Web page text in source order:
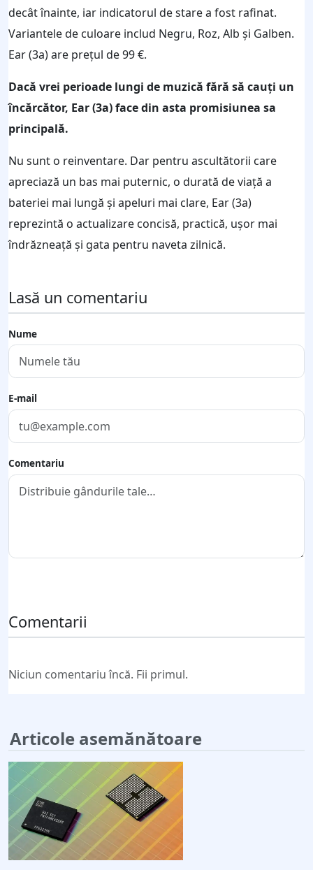
decât înainte, iar indicatorul de stare a fost rafinat.
Variantele de culoare includ Negru, Roz, Alb și Galben.
Ear (3a) are prețul de 99 €.
Dacă vrei perioade lungi de muzică fără să cauți un
încărcător, Ear (3a) face din asta promisiunea sa
principală.
Nu sunt o reinventare. Dar pentru ascultătorii care
apreciază un bas mai puternic, o durată de viață a
bateriei mai lungă și apeluri mai clare, Ear (3a)
reprezintă o actualizare concisă, practică, ușor mai
îndrăzneață și gata pentru naveta zilnică.
Lasă un comentariu
Nume
E-mail
Comentariu
Comentarii
Niciun comentariu încă. Fii primul.
Articole asemănătoare